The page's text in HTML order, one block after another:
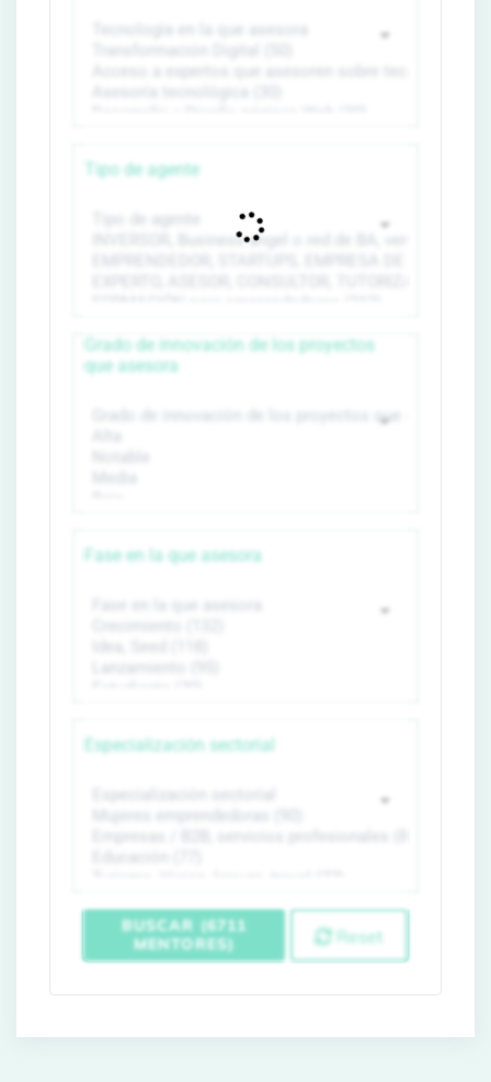
Tipo de agente
Grado de innovación de los proyectos
que asesora
Fase en la que asesora
Especialización sectorial
BUSCAR (6711
MENTORES)
Reset